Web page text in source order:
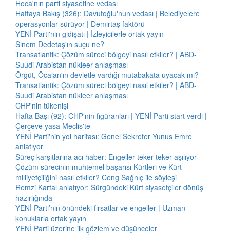
Hoca'nın parti siyasetine vedası
Haftaya Bakış (326): Davutoğlu'nun vedası | Belediyelere
operasyonlar sürüyor | Demirtaş faktörü
YENİ Parti'nin gidişatı | İzleyicilerle ortak yayın
Sinem Dedetaş'ın suçu ne?
Transatlantik: Çözüm süreci bölgeyi nasıl etkiler? | ABD-
Suudi Arabistan nükleer anlaşması
Örgüt, Öcalan'ın devletle vardığı mutabakata uyacak mı?
Transatlantik: Çözüm süreci bölgeyi nasıl etkiler? | ABD-
Suudi Arabistan nükleer anlaşması
CHP'nin tükenişi
Hafta Başı (92): CHP'nin figüranları | YENİ Parti start verdi |
Çerçeve yasa Meclis'te
YENİ Parti'nin yol haritası: Genel Sekreter Yunus Emre
anlatıyor
Süreç karşıtlarına acı haber: Engeller teker teker aşılıyor
Çözüm sürecinin muhtemel başarısı Kürtleri ve Kürt
milliyetçiliğini nasıl etkiler? Ceng Sağnıç ile söyleşi
Remzi Kartal anlatıyor: Sürgündeki Kürt siyasetçiler dönüş
hazırlığında
YENİ Parti’nin önündeki fırsatlar ve engeller | Uzman
konuklarla ortak yayın
YENİ Parti üzerine ilk gözlem ve düşünceler